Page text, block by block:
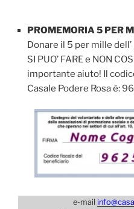
PROMEMORIA 5 PER
Donare il 5 per mille
SI PUO’ FARE e NON
importante aiuto! Il
Casale Podere Rosa è:
e-mail